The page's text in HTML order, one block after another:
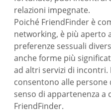
relazioni impegnate.
Poiché FriendFinder è
networking, è più aperto
preferenze sessuali
anche forme più
ad altri servizi di incontri.
consentono alle
senso di appartenenza
FriendFinder.